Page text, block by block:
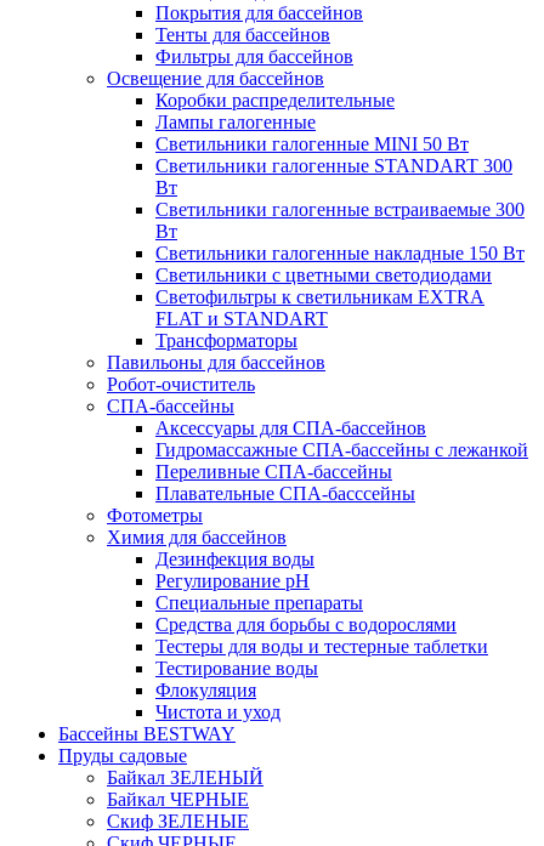
Покрытия для бассейнов
Тенты для бассейнов
Фильтры для бассейнов
Освещение для бассейнов
Коробки распределительные
Лампы галогенные
Светильники галогенные MINI 50 Вт
Светильники галогенные STANDART 300
Вт
Светильники галогенные встраиваемые 300
Вт
Светильники галогенные накладные 150 Вт
Светильники с цветными светодиодами
Светофильтры к светильникам EXTRA
FLAT и STANDART
Трансформаторы
Павильоны для бассейнов
Робот-очиститель
СПА-бассейны
Аксессуары для СПА-бассейнов
Гидромассажные СПА-бассейны с лежанкой
Переливные СПА-бассейны
Плавательные СПА-басссейны
Фотометры
Химия для бассейнов
Дезинфекция воды
Регулирование pH
Специальные препараты
Средства для борьбы с водорослями
Тестеры для воды и тестерные таблетки
Тестирование воды
Флокуляция
Чистота и уход
Бассейны BESTWAY
Пруды садовые
Байкал ЗЕЛЕНЫЙ
Байкал ЧЕРНЫЕ
Скиф ЗЕЛЕНЫЕ